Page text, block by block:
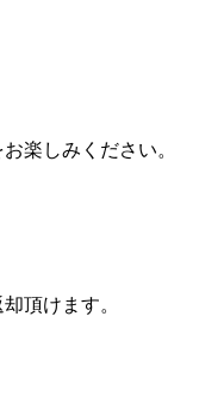
楽しみください。
頂けます。